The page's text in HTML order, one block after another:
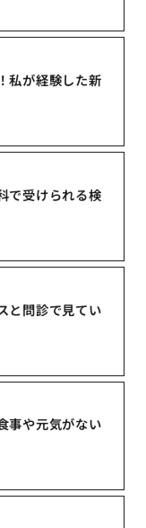
私が経験した新
で受けられる検
と問診で見てい
事や元気がない